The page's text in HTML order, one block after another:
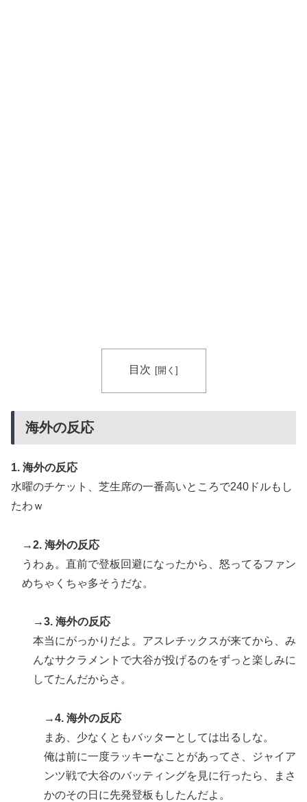
目次
海外の反応
1. 海外の反応
水曜のチケット、芝生席の一番高いところで240ドルもし
たわｗ
→2. 海外の反応
うわぁ。直前で登板回避になったから、怒ってるファン
めちゃくちゃ多そうだな。
→3. 海外の反応
本当にがっかりだよ。アスレチックスが来てから、み
んなサクラメントで大谷が投げるのをずっと楽しみに
してたんだからさ。
→4. 海外の反応
まあ、少なくともバッターとしては出るしな。
俺は前に一度ラッキーなことがあってさ、ジャイア
ンツ戦で大谷のバッティングを見に行ったら、まさ
かのその日に先発登板もしたんだよ。